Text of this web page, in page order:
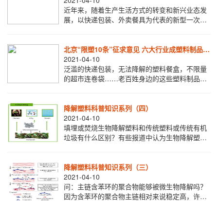
近年来，随着生产生活方式的转变和新兴业态发
展，以快递包装、外卖餐具为代表的新型一次性
北
北京“限塑10条”征求意见 六大行业成塑料制品禁
限重点
2021-04-10
泛滥的快递包装，无法降解的塑料餐盒，不限量
的超市连卷袋……老百姓身边的这些塑料制品即
降解塑料科普知识系列（四）
2021-04-10
填埋或焚烧生物降解塑料和传统塑料或传统有机
垃圾有什么区别？有些报道中认为生物降解塑料
物
降解塑料科普知识系列（三）
2021-04-10
问：主链含苯环的聚合物能够被微生物降解吗？
因为含苯环的聚合物主链相对来说稳定高，许多